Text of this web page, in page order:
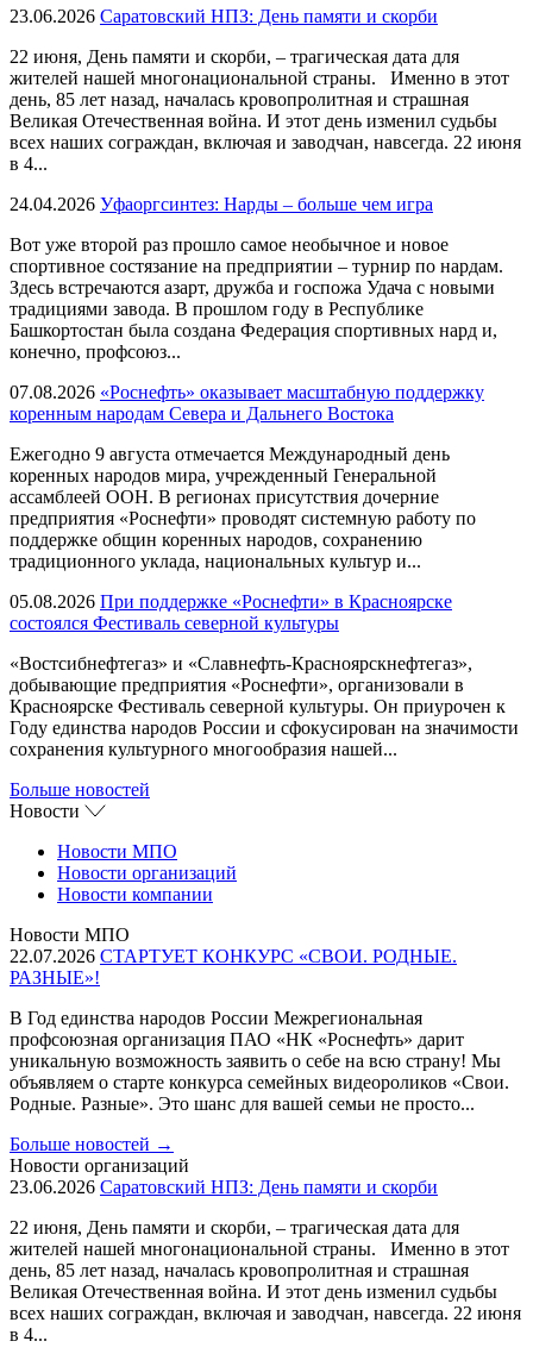
23.06.2026 Саратовский НПЗ: День памяти и скорби
22 июня, День памяти и скорби, – трагическая дата для
жителей нашей многонациональной страны. Именно в этот
день, 85 лет назад, началась кровопролитная и страшная
Великая Отечественная война. И этот день изменил судьбы
всех наших сограждан, включая и заводчан, навсегда. 22 июня
в 4...
24.04.2026 Уфаоргсинтез: Нарды – больше чем игра
Вот уже второй раз прошло самое необычное и новое
спортивное состязание на предприятии – турнир по нардам.
Здесь встречаются азарт, дружба и госпожа Удача с новыми
традициями завода. В прошлом году в Республике
Башкортостан была создана Федерация спортивных нард и,
конечно, профсоюз...
07.08.2026 «Роснефть» оказывает масштабную поддержку
коренным народам Севера и Дальнего Востока
Ежегодно 9 августа отмечается Международный день
коренных народов мира, учрежденный Генеральной
ассамблеей ООН. В регионах присутствия дочерние
предприятия «Роснефти» проводят системную работу по
поддержке общин коренных народов, сохранению
традиционного уклада, национальных культур и...
05.08.2026 При поддержке «Роснефти» в Красноярске
состоялся Фестиваль северной культуры
«Востсибнефтегаз» и «Славнефть-Красноярскнефтегаз»,
добывающие предприятия «Роснефти», организовали в
Красноярске Фестиваль северной культуры. Он приурочен к
Году единства народов России и сфокусирован на значимости
сохранения культурного многообразия нашей...
Больше новостей
Новости
Новости МПО
Новости организаций
Новости компании
Новости МПО
22.07.2026 СТАРТУЕТ КОНКУРС «СВОИ. РОДНЫЕ.
РАЗНЫЕ»!
В Год единства народов России Межрегиональная
профсоюзная организация ПАО «НК «Роснефть» дарит
уникальную возможность заявить о себе на всю страну! Мы
объявляем о старте конкурса семейных видеороликов «Свои.
Родные. Разные». Это шанс для вашей семьи не просто...
Больше новостей →
Новости организаций
23.06.2026 Саратовский НПЗ: День памяти и скорби
22 июня, День памяти и скорби, – трагическая дата для
жителей нашей многонациональной страны. Именно в этот
день, 85 лет назад, началась кровопролитная и страшная
Великая Отечественная война. И этот день изменил судьбы
всех наших сограждан, включая и заводчан, навсегда. 22 июня
в 4...